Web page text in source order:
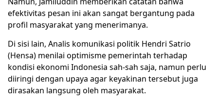
efektivitas pesan ini akan sangat bergantung pada
profil masyarakat yang menerimanya.
Di sisi lain, Analis komunikasi politik Hendri Satrio
(Hensa) menilai optimisme pemerintah terhadap
kondisi ekonomi Indonesia sah-sah saja, namun perlu
diiringi dengan upaya agar keyakinan tersebut juga
dirasakan langsung oleh masyarakat.